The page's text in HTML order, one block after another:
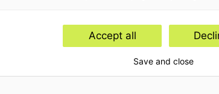
Internationaal btw-advies
Accept all
Save and close